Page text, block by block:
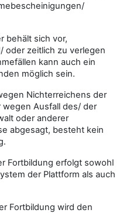
behält sich vor,
oder zeitlich zu verlegen
kann auch ein
möglich sein.
Nichterreichens der
Ausfall des/ der
oder anderer
abgesagt, besteht kein
Fortbildung erfolgt sowohl
der Plattform als auch
Fortbildung wird den